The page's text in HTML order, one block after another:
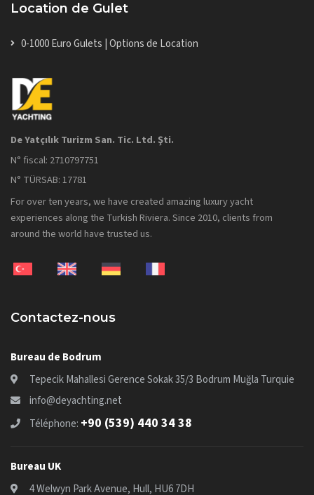
Location de Gulet
0-1000 Euro Gulets | Options de Location
De Yatçılık Turizm San. Tic. Ltd. Şti.
N° fiscal: 2710797751
N° TÜRSAB: 17781
For over ten years, we have created amazing luxury yacht
experiences along the Turkish Riviera. Since 2010, clients from
around the world have trusted us.
Contactez-nous
Bureau de Bodrum
Tepecik Mahallesi Gerence Sokak 35/3 Bodrum Muğla Turquie
info@deyachting.net
Téléphone: +90 (539) 440 34 38
Bureau UK
4 Welwyn Park Avenue, Hull, HU6 7DH